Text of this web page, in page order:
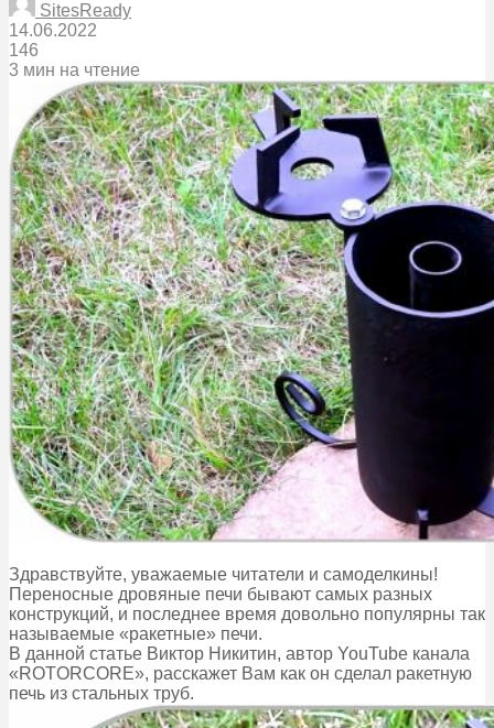
SitesReady
14.06.2022
146
3 мин на чтение
Здравствуйте, уважаемые читатели и самоделкины!
Переносные дровяные печи бывают самых разных
конструкций, и последнее время довольно популярны так
называемые «ракетные» печи.
В данной статье Виктор Никитин, автор YouTube канала
«ROTORCORE», расскажет Вам как он сделал ракетную
печь из стальных труб.